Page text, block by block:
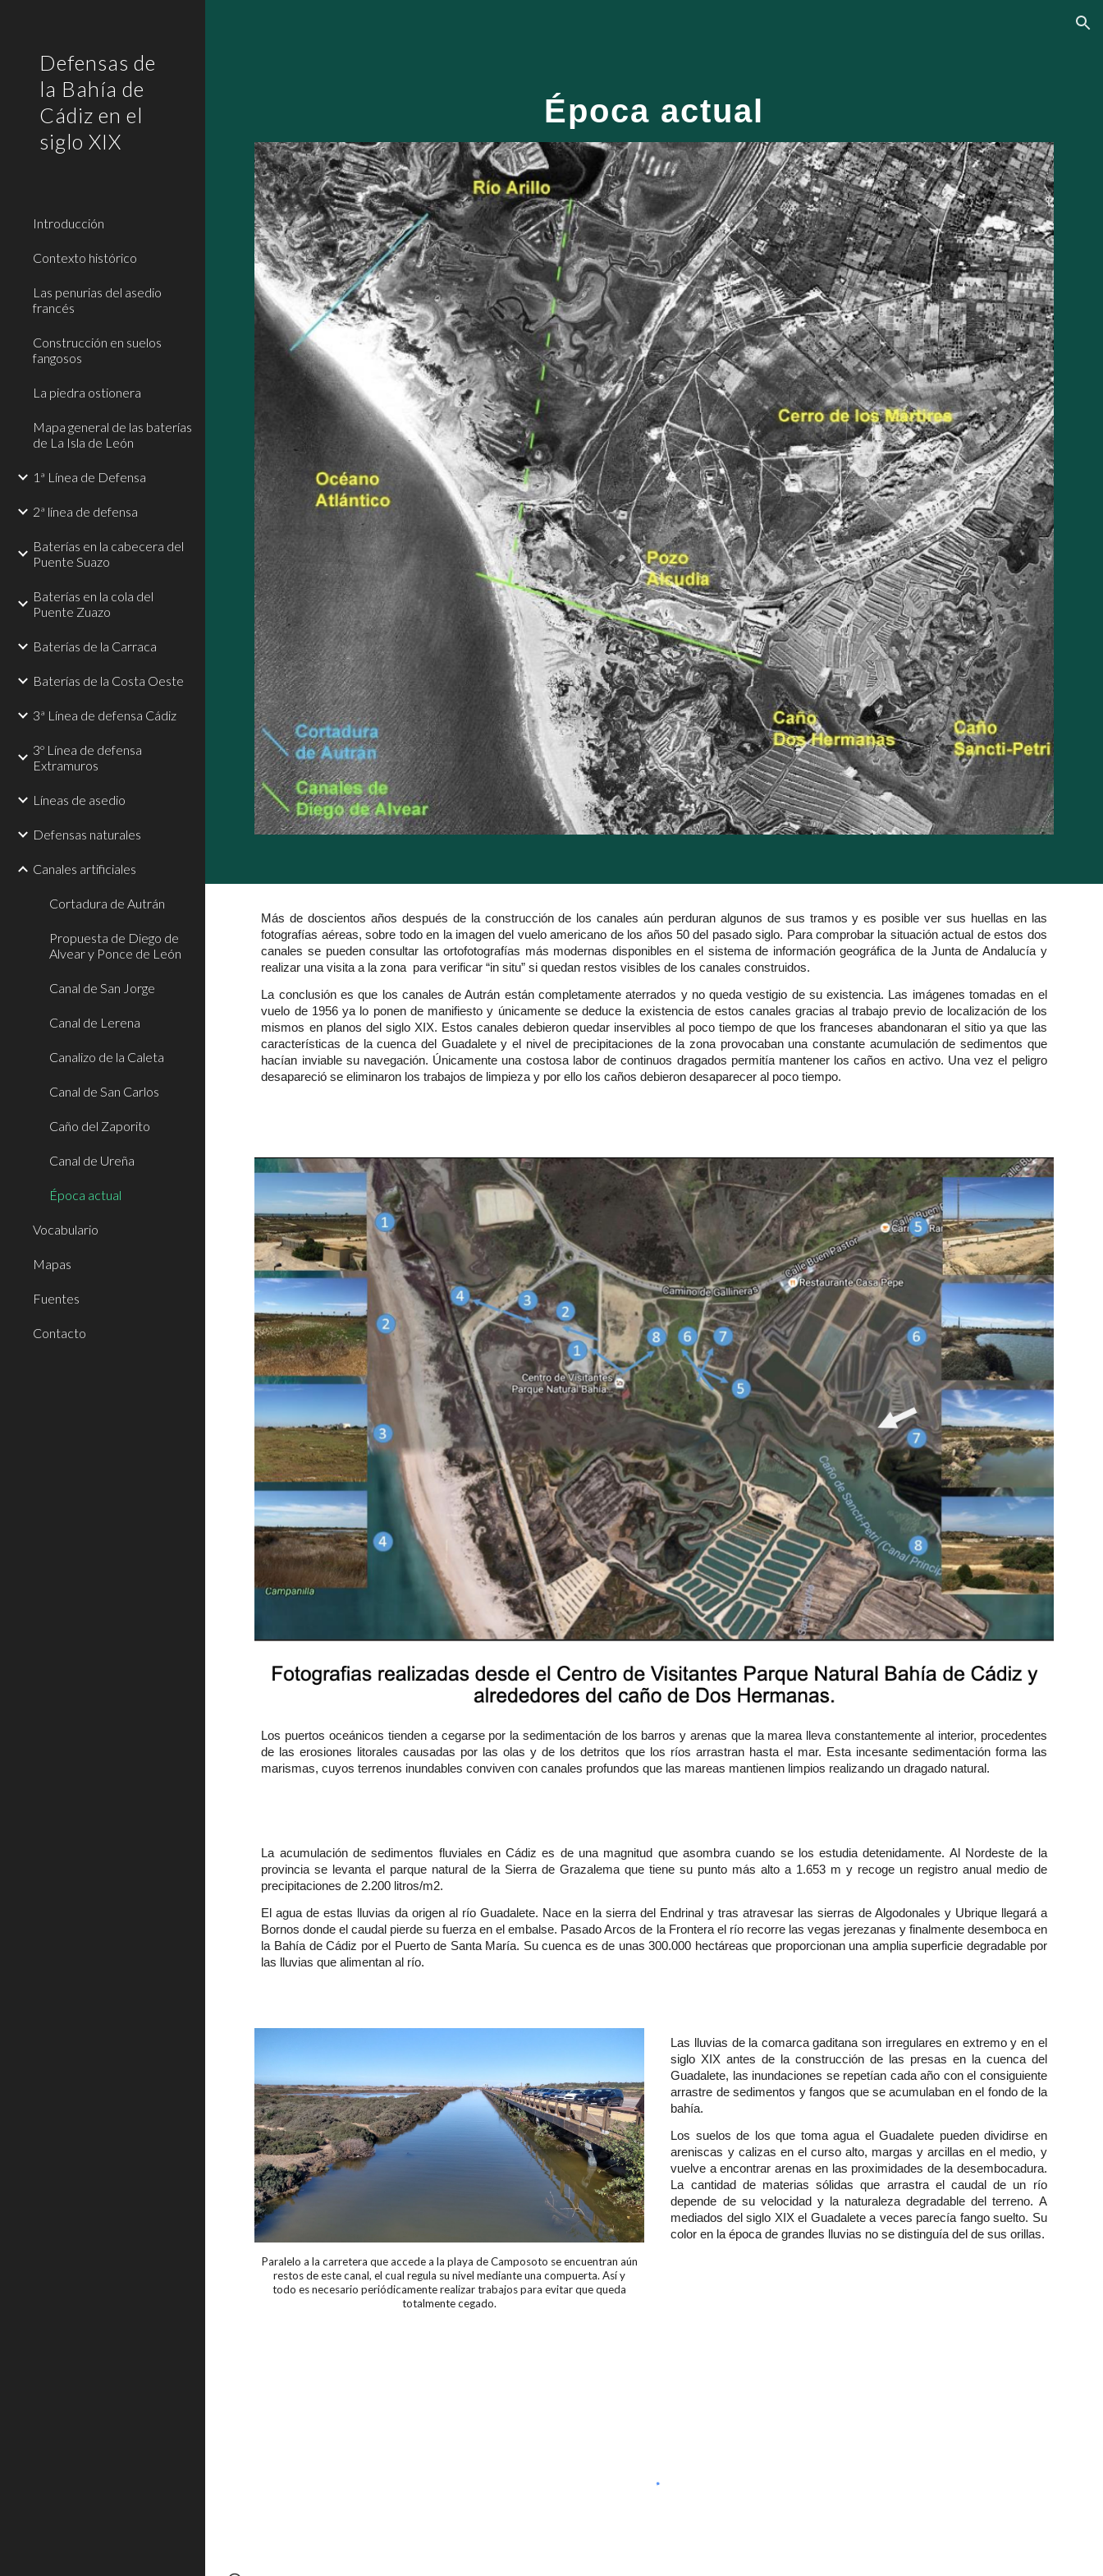
Defensas de
la Bahía de
Cádiz en el
siglo XIX
Introducción
Contexto histórico
Las penurias del asedio
francés
Construcción en suelos
fangosos
La piedra ostionera
Mapa general de las baterías
de La Isla de León
1ª Línea de Defensa
2ª línea de defensa
Baterías en la cabecera del
Puente Suazo
Baterías en la cola del
Puente Zuazo
Baterías de la Carraca
Baterías de la Costa Oeste
3ª Línea de defensa Cádiz
3º Línea de defensa
Extramuros
Líneas de asedio
Defensas naturales
Canales artificiales
Cortadura de Autrán
Propuesta de Diego de
Alvear y Ponce de León
Canal de San Jorge
Canal de Lerena
Canalizo de la Caleta
Canal de San Carlos
Caño del Zaporito
Canal de Ureña
Época actual
Vocabulario
Mapas
Fuentes
Contacto
Época actual
Más de doscientos años después de la construcción de los canales aún perduran algunos de sus tramos y es posible ver sus huellas en las
fotografías aéreas, sobre todo en la imagen del vuelo americano de los años 50 del pasado siglo. Para comprobar la situación actual de estos dos
canales se pueden consultar las ortofotografías más modernas disponibles en el sistema de información geográfica de la Junta de Andalucía y
realizar una visita a la zona para verificar “in situ” si quedan restos visibles de los canales construidos.
La conclusión es que los canales de Autrán están completamente aterrados y no queda vestigio de su existencia. Las imágenes tomadas en el
vuelo de 1956 ya lo ponen de manifiesto y únicamente se deduce la existencia de estos canales gracias al trabajo previo de localización de los
mismos en planos del siglo XIX. Estos canales debieron quedar inservibles al poco tiempo de que los franceses abandonaran el sitio ya que las
características de la cuenca del Guadalete y el nivel de precipitaciones de la zona provocaban una constante acumulación de sedimentos que
hacían inviable su navegación. Únicamente una costosa labor de continuos dragados permitía mantener los caños en activo. Una vez el peligro
desapareció se eliminaron los trabajos de limpieza y por ello los caños debieron desaparecer al poco tiempo.
Los puertos oceánicos tienden a cegarse por la sedimentación de los barros y arenas que la marea lleva constantemente al interior, procedentes
de las erosiones litorales causadas por las olas y de los detritos que los ríos arrastran hasta el mar. Esta incesante sedimentación forma las
marismas, cuyos terrenos inundables conviven con canales profundos que las mareas mantienen limpios realizando un dragado natural.
La acumulación de sedimentos fluviales en Cádiz es de una magnitud que asombra cuando se los estudia detenidamente. Al Nordeste de la
provincia se levanta el parque natural de la Sierra de Grazalema que tiene su punto más alto a 1.653 m y recoge un registro anual medio de
precipitaciones de 2.200 litros/m2.
El agua de estas lluvias da origen al río Guadalete. Nace en la sierra del Endrinal y tras atravesar las sierras de Algodonales y Ubrique llegará a
Bornos donde el caudal pierde su fuerza en el embalse. Pasado Arcos de la Frontera el río recorre las vegas jerezanas y finalmente desemboca en
la Bahía de Cádiz por el Puerto de Santa María. Su cuenca es de unas 300.000 hectáreas que proporcionan una amplia superficie degradable por
las lluvias que alimentan al río.
Paralelo a la carretera que accede a la playa de Camposoto se encuentran aún
restos de este canal, el cual regula su nivel mediante una compuerta. Así y
todo es necesario periódicamente realizar trabajos para evitar que queda
totalmente cegado.
Las lluvias de la comarca gaditana son irregulares en extremo y en el
siglo XIX antes de la construcción de las presas en la cuenca del
Guadalete, las inundaciones se repetían cada año con el consiguiente
arrastre de sedimentos y fangos que se acumulaban en el fondo de la
bahía.
Los suelos de los que toma agua el Guadalete pueden dividirse en
areniscas y calizas en el curso alto, margas y arcillas en el medio, y
vuelve a encontrar arenas en las proximidades de la desembocadura.
La cantidad de materias sólidas que arrastra el caudal de un río
depende de su velocidad y la naturaleza degradable del terreno. A
mediados del siglo XIX el Guadalete a veces parecía fango suelto. Su
color en la época de grandes lluvias no se distinguía del de sus orillas.